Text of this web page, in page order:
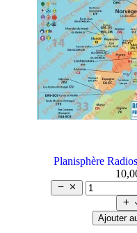
Planisphère



Ajouter